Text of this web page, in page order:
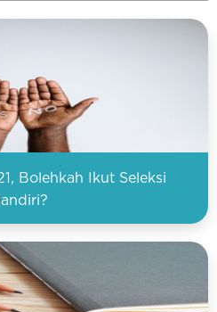
Bolehkah Ikut Seleksi